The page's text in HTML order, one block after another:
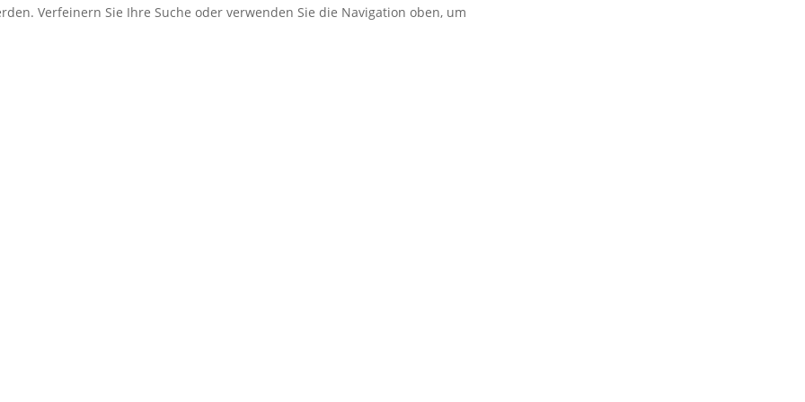
Verfeinern Sie Ihre Suche oder verwenden Sie die Navigation oben, um